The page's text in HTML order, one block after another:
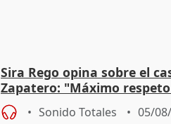
Sira Rego opina sobre el
Zapatero: "Máximo
proceso judicial"
Sonido Totales 05/